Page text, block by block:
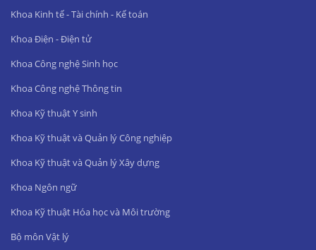
Khoa Kinh tế - Tài chính - Kế toán
Khoa Điện - Điện tử
Khoa Công nghệ Sinh học
Khoa Công nghệ Thông tin
Khoa Kỹ thuật Y sinh
Khoa Kỹ thuật và Quản lý Công nghiệp
Khoa Kỹ thuật và Quản lý Xây dựng
Khoa Ngôn ngữ
Khoa Kỹ thuật Hóa học và Môi trường
Bộ môn Vật lý